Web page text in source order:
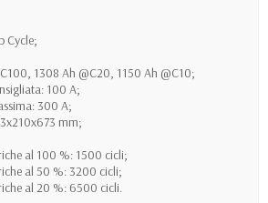
Cycle;
1308 Ah @C20, 1150 Ah @C10;
100 A;
300 A;
mm;
al 100 %: 1500 cicli;
al 50 %: 3200 cicli;
al 20 %: 6500 cicli.